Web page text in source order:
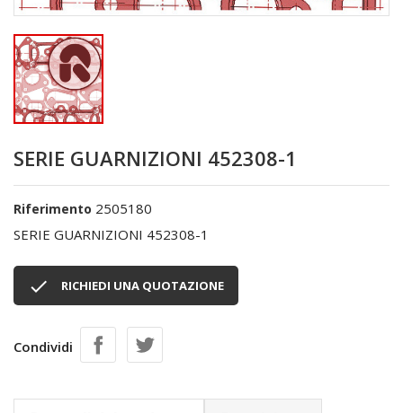
SERIE GUARNIZIONI 452308-1
Riferimento 2505180
SERIE GUARNIZIONI 452308-1
 RICHIEDI UNA QUOTAZIONE
Condividi